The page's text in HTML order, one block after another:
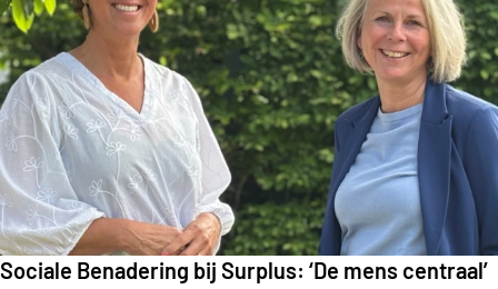
Sociale Benadering bij Surplus: ‘De mens centraal’